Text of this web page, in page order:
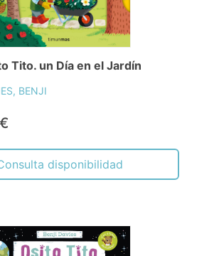
Tito. un Día en el Jardín
BENJI
disponibilidad